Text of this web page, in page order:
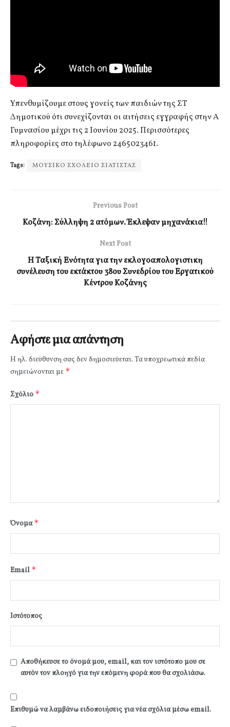
Υπενθυμίζουμε στους γονείς των παιδιών της ΣΤ
Δημοτικού ότι συνεχίζονται οι αιτήσεις εγγραφής στην Α
Γυμνασίου μέχρι τις 2 Ιουνίου 2025. Περισσότερες
πληροφορίες στο τηλέφωνο 2465023461.
Tags: ΜΟΥΣΙΚΟ ΣΧΟΛΕΙΟ ΣΙΑΤΙΣΤΑΣ
Previous Post
Κοζάνη: Σύλληψη 2 ατόμων. Έκλεψαν μηχανάκια!!
Next Post
Η Ταξική Ενότητα για την εκλογοαπολογιστικη
συνέλευση του εκτάκτου 38ου Συνεδρίου του Εργατικού
Κέντρου Κοζάνης
Αφήστε μια απάντηση
Η ηλ. διεύθυνση σας δεν δημοσιεύεται. Τα υποχρεωτικά πεδία
σημειώνονται με *
Σχόλιο *
Όνομα*
Email *
Ιστότοπος
Αποθήκευσε το όνομά μου, email, και τον ιστότοπο μου σε
αυτόν τον πλοηγό για την επόμενη φορά που θα σχολιάσω.
Επιθυμώ να λαμβάνω ειδοποιήσεις για νέα σχόλια μέσω email.